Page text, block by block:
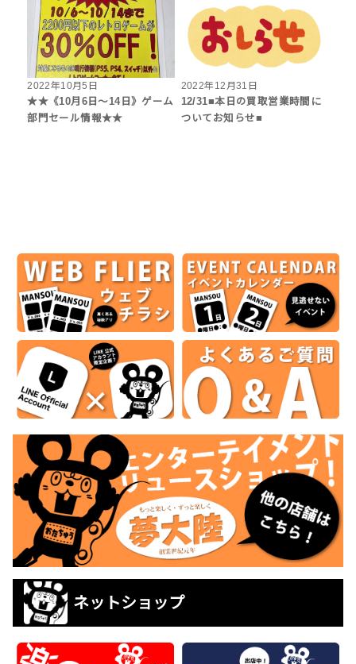
2022年10月5日
★★《10月6日～14日》ゲーム
部門セール情報★★
2022年12月31日
12/31■本日の買取営業時間に
ついてお知らせ■
ネットショップ